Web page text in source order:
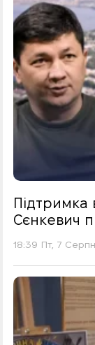
Підтримка
Сєнкевич
18:39 Пт, 7